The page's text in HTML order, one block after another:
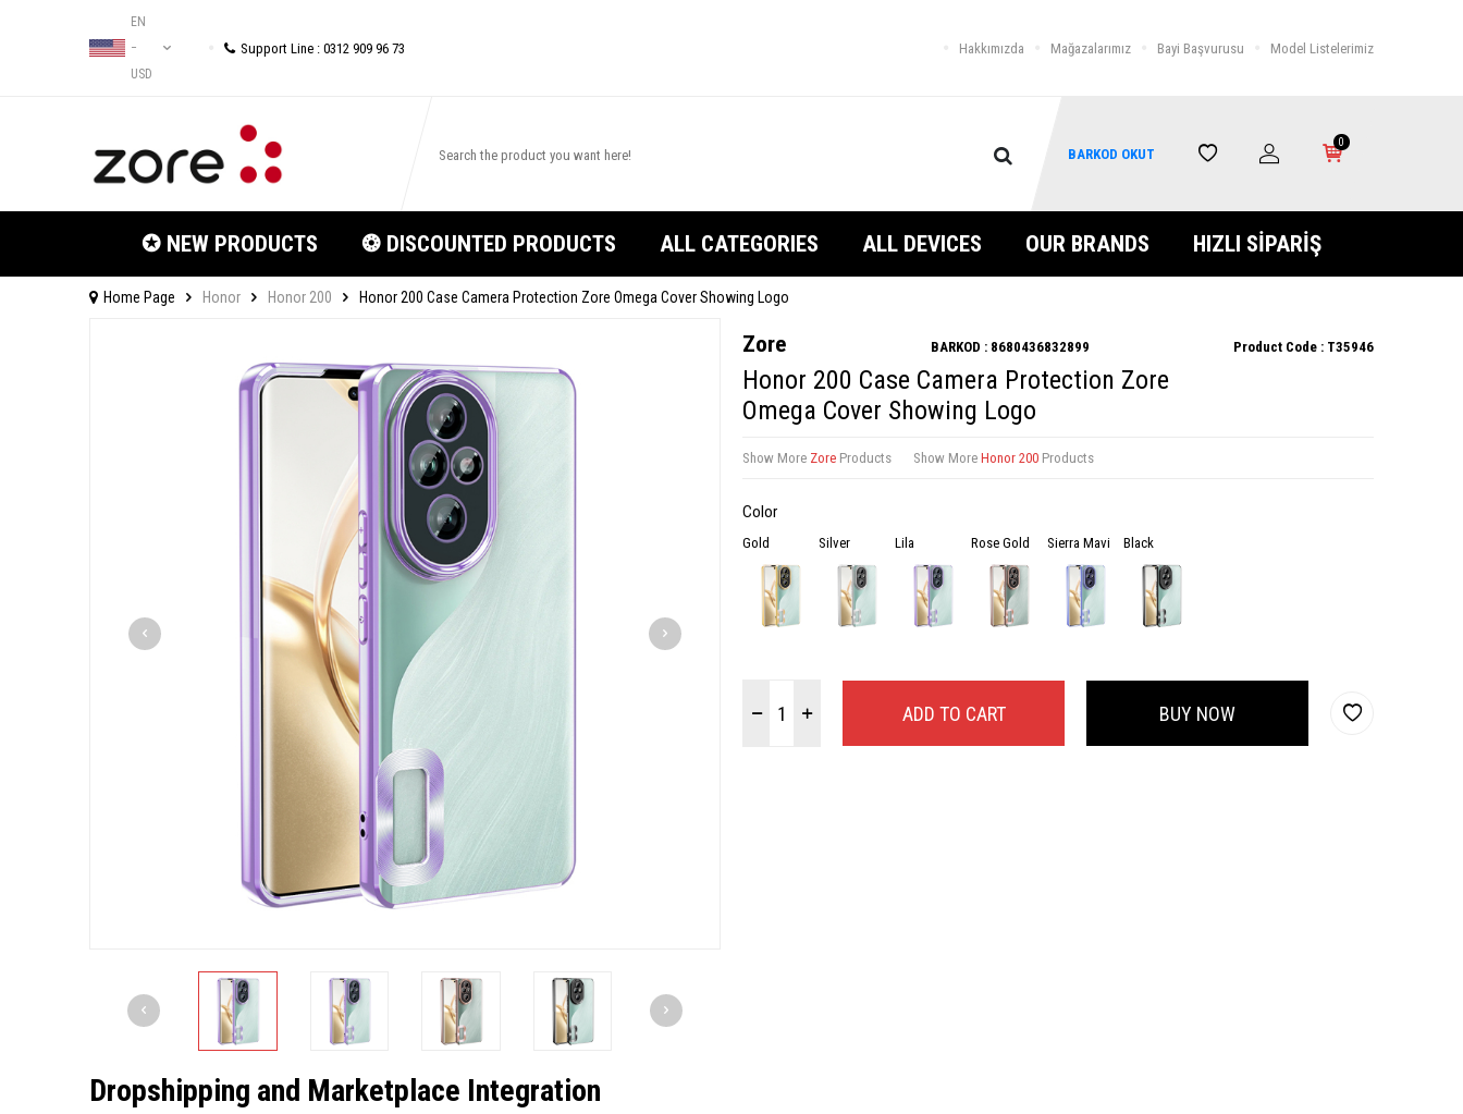
EN
−
USD
Support Line : 0312 909 96 73 Hakkımızda Mağazalarımız Bayi Başvurusu Model Listelerimiz
BARKOD OKUT
0
✪ NEW PRODUCTS ❂ DISCOUNTED PRODUCTS ALL CATEGORIES ALL DEVICES OUR BRANDS HIZLI SİPARİŞ
Home Page Honor Honor 200 Honor 200 Case Camera Protection Zore Omega Cover Showing Logo
Zore BARKOD : 8680436832899 Product Code : T35946
Honor 200 Case Camera Protection Zore
Omega Cover Showing Logo
Show More Zore Products Show More Honor 200 Products
Color
Gold Silver Lila Rose Gold Sierra Mavi Black
ADD TO CART BUY NOW
Dropshipping and Marketplace Integration